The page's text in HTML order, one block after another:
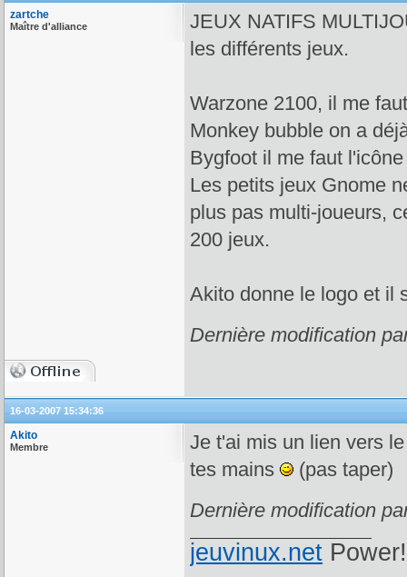
zartche
Maître d'alliance
JEUX NATIFS
les différents jeux.
Warzone 2100, il me
Monkey bubble on a
Bygfoot il me faut
Les petits jeux Gnome
plus pas multi-joueurs,
200 jeux.
Akito donne le logo et il
Dernière modification
16-03-2007 15:34:36
Akito
Membre
Je t'ai mis un lien vers
tes mains
(pas taper)
Dernière modification
jeuvinux.net